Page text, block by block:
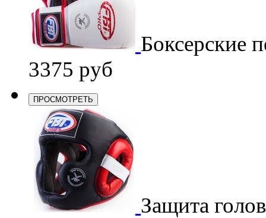
Боксерские
3375 руб
ПРОСМОТРЕТЬ
Защита